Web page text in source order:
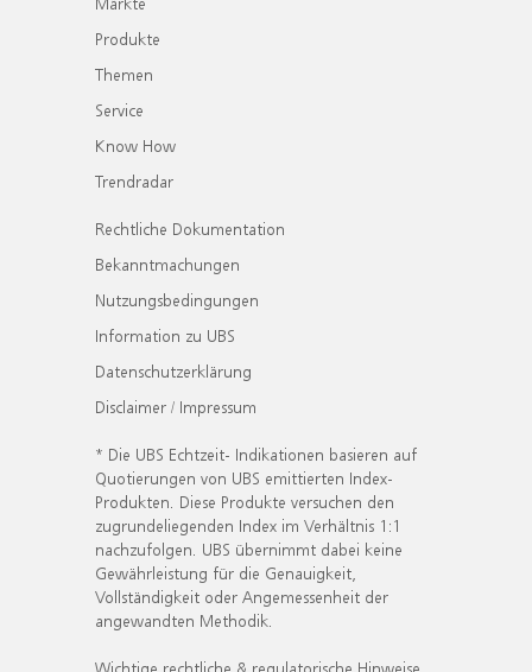
Produkte
Themen
Service
Know How
Trendradar
Rechtliche Dokumentation
Bekanntmachungen
Nutzungsbedingungen
Information zu UBS
Datenschutzerklärung
Disclaimer / Impressum
* Die UBS Echtzeit- Indikationen basieren auf
Quotierungen von UBS emittierten Index-
Produkten. Diese Produkte versuchen den
zugrundeliegenden Index im Verhältnis 1:1
nachzufolgen. UBS übernimmt dabei keine
Gewährleistung für die Genauigkeit,
Vollständigkeit oder Angemessenheit der
angewandten Methodik.